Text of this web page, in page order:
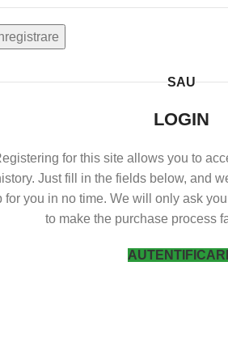
SAU
LOGIN
for this site allows you to
Just fill in the fields below, and
for you in no time. We will only ask
to make the purchase process